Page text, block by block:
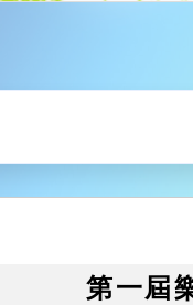
第一屆